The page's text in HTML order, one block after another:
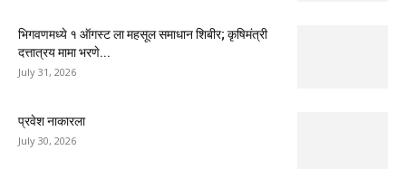
भिगवणमध्ये १ ऑगस्ट ला महसूल समाधान शिबीर; कृषिमंत्री
दत्तात्रय मामा भरणे...
July 31, 2026
प्रवेश नाकारला
July 30, 2026